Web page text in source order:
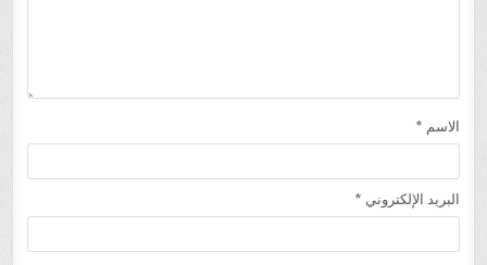
الاسم *
البريد الإلكتروني *